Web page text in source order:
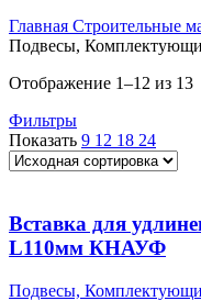
Главная Строительные
Подвесы,
Отображение 1–12 из 13
Фильтры
Показать 9 12 18 24
Вставка для
L110мм КНАУФ
Подвесы,